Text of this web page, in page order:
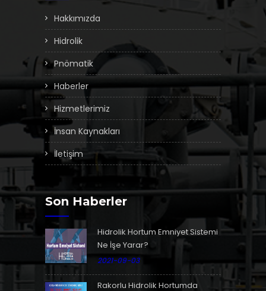
Hakkımızda
Hidrolik
Pnömatik
Haberler
Hizmetlerimiz
İnsan Kaynakları
İletişim
Son Haberler
Hidrolik Hortum Emniyet Sistemi
Ne İşe Yarar?
2021-09-03
Rakorlu Hidrolik Hortumda